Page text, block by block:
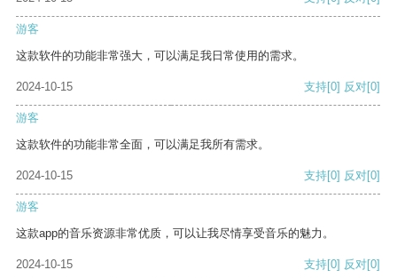
游客
这款软件的功能非常强大，可以满足我日常使用的需求。
2024-10-15 支持[0] 反对[0]
游客
这款软件的功能非常全面，可以满足我所有需求。
2024-10-15 支持[0] 反对[0]
游客
这款app的音乐资源非常优质，可以让我尽情享受音乐的魅力。
2024-10-15 支持[0] 反对[0]